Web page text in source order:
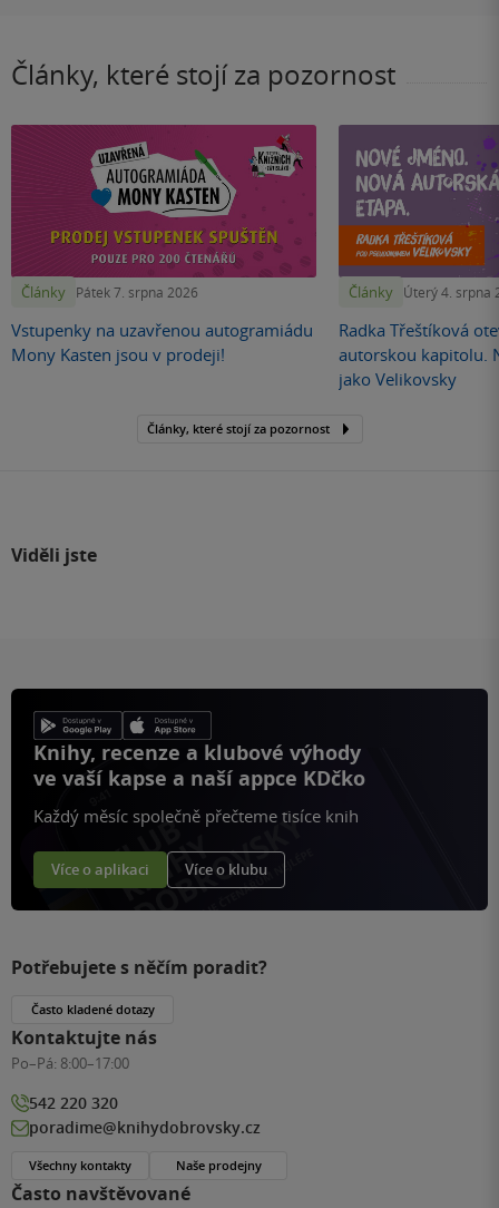
Články, které stojí za pozornost
Články Pátek 7. srpna 2026
Vstupenky na uzavřenou autogramiádu
Mony Kasten jsou v prodeji!
Články Úterý 4. srpna
Radka Třeštíková
autorskou kapitolu.
jako Velikovsky
Články, které stojí za pozornost
Viděli jste
Knihy, recenze a klubové výhody
ve vaší kapse a naší appce KDčko
Každý měsíc společně přečteme tisíce knih
Více o aplikaci Více o klubu
Často navštěvované
Potřebujete s něčím poradit?
Často kladené dotazy
Kontaktujte nás
Po–Pá: 8:00–17:00
542 220 320
poradime@knihydobrovsky.cz
Všechny kontakty Naše prodejny